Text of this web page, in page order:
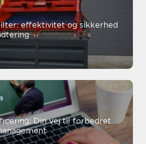
effektivitet og sikkerhed
Din vej til forbedret